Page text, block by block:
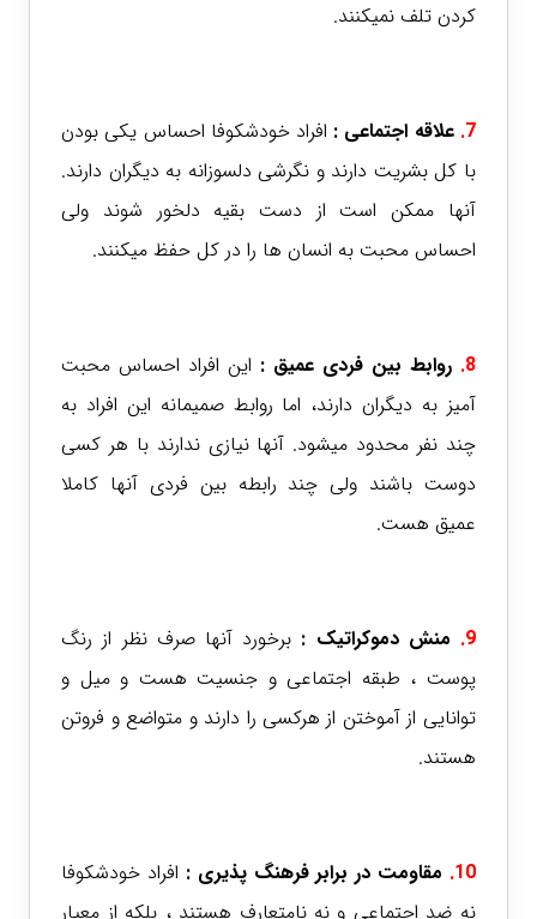
کردن تلف نمیکنند.
7. علاقه اجتماعی : افراد خودشکوفا احساس یکی بودن
با کل بشریت دارند و نگرشی دلسوزانه به دیگران دارند.
آنها ممکن است از دست بقیه دلخور شوند ولی
احساس محبت به انسان ها را در کل حفظ میکنند.
8. روابط بین فردی عمیق : این افراد احساس محبت
آمیز به دیگران دارند، اما روابط صمیمانه این افراد به
چند نفر محدود میشود. آنها نیازی ندارند با هر کسی
دوست باشند ولی چند رابطه بین فردی آنها کاملا
عمیق هست.
9. منش دموکراتیک : برخورد آنها صرف نظر از رنگ
پوست ، طبقه اجتماعی و جنسیت هست و میل و
توانایی از آموختن از هرکسی را دارند و متواضع و فروتن
هستند.
10. مقاومت در برابر فرهنگ پذیری : افراد خودشکوفا
نه ضد اجتماعی و نه نامتعارف هستند ، بلکه از معیار